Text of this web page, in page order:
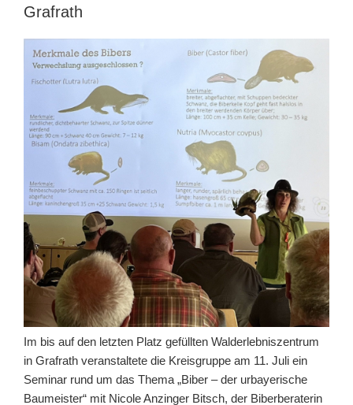
Grafrath
Im bis auf den letzten Platz gefüllten Walderlebniszentrum
in Grafrath veranstaltete die Kreisgruppe am 11. Juli ein
Seminar rund um das Thema „Biber – der urbayerische
Baumeister“ mit Nicole Anzinger Bitsch, der Biberberaterin